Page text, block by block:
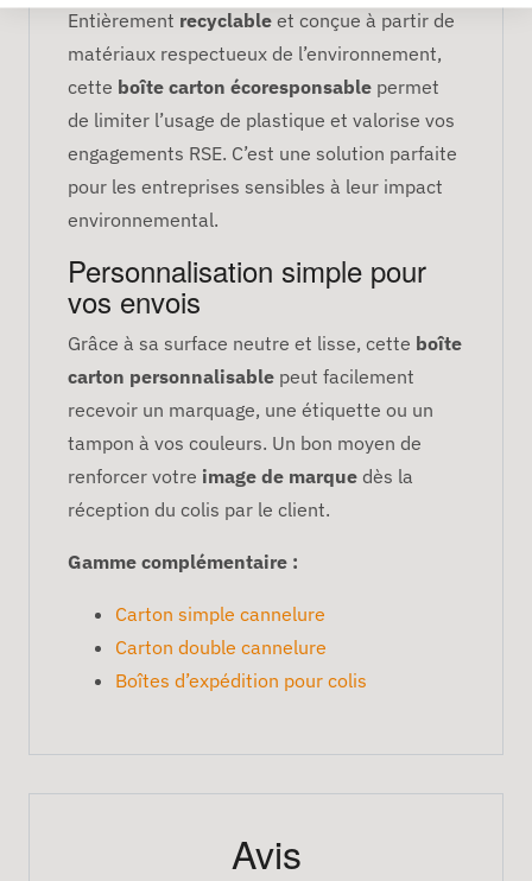
Entièrement recyclable et conçue à partir de
matériaux respectueux de l’environnement,
cette boîte carton écoresponsable permet
de limiter l’usage de plastique et valorise vos
engagements RSE. C’est une solution parfaite
pour les entreprises sensibles à leur impact
environnemental.
Personnalisation simple pour
vos envois
Grâce à sa surface neutre et lisse, cette boîte
carton personnalisable peut facilement
recevoir un marquage, une étiquette ou un
tampon à vos couleurs. Un bon moyen de
renforcer votre image de marque dès la
réception du colis par le client.
Gamme complémentaire :
Carton simple cannelure
Carton double cannelure
Boîtes d’expédition pour colis
Avis